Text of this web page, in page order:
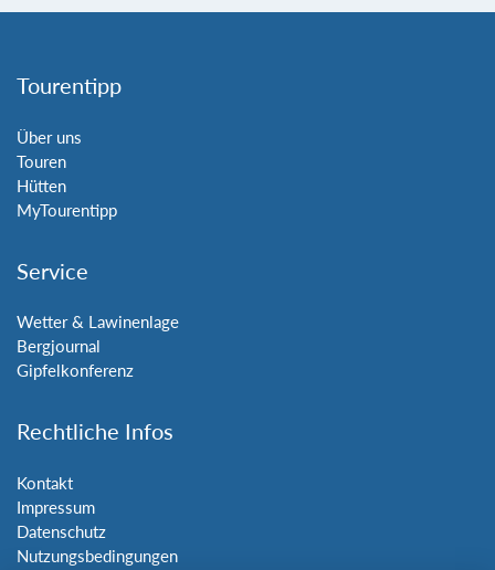
Tourentipp
Über uns
Touren
Hütten
MyTourentipp
Service
Wetter & Lawinenlage
Bergjournal
Gipfelkonferenz
Rechtliche Infos
Kontakt
Impressum
Datenschutz
Nutzungsbedingungen